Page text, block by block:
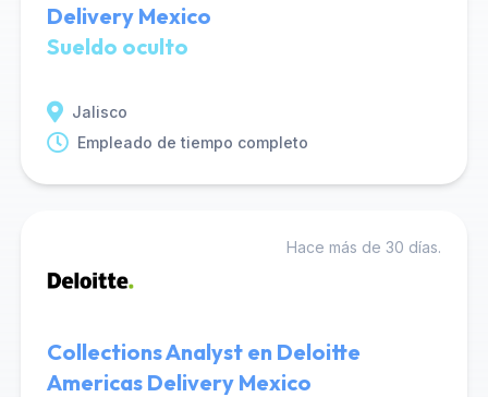
Delivery Mexico
Sueldo oculto
Jalisco
Empleado de tiempo completo
Hace más de 30 días.
Collections Analyst en Deloitte
Americas Delivery Mexico